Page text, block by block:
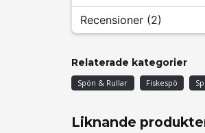
Recensioner (2)
Per Erik Anders
Otroligt bra känsla i detta
för 1 år sedan
Relaterade kategorier
Spön & Rullar Fiskespö
Liknande